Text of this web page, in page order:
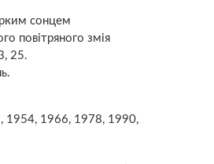
сонцем
повітряного змія
25.
1954, 1966, 1978, 1990,